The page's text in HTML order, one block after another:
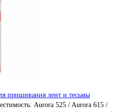
пришивания лент и тесьмы
Aurora 525 / Aurora 615 /